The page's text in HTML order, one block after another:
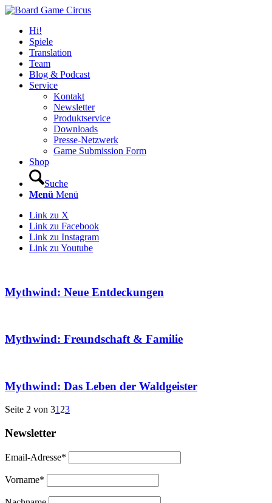
Hi!
Spiele
Translation
Team
Blog & Podcast
Service
Kontakt
Newsletter
Produktservice
Downloads
Presse-Netzwerk
Game Submission Form
Shop
Suche
Menü Menü
Link zu X
Link zu Facebook
Link zu Instagram
Link zu Youtube
Mythwind: Neue Entdeckungen
Mythwind: Freundschaft & Familie
Mythwind: Das Leben der Waldgeister
Seite 2 von 31 23
Newsletter
Email-Adresse*
Vorname*